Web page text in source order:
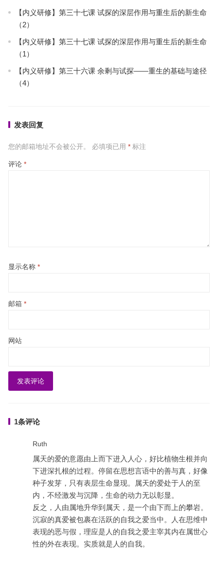
【内义研修】第三十七课 试探的深层作用与重生后的新生命
（2）
【内义研修】第三十七课 试探的深层作用与重生后的新生命
（1）
【内义研修】第三十六课 余剩与试探——重生的基础与途径
（4）
发表回复
您的邮箱地址不会被公开。 必填项已用 *标注
评论 *
显示名称 *
邮箱 *
网站
1条评论
Ruth
属天的爱的意愿由上而下进入人心，好比植物生根并向
下进深扎根的过程。停留在思想言语中的善与真，好像
种子发芽，只有表层生命显现。属天的爱处于人的至
内，不经激发与沉降，生命的动力无以彰显。
反之，人由属地升华到属天，是一个由下而上的攀岩。
沉寂的真爱被包裹在活跃的自我之爱当中。人在思维中
表现的恶与假，理应是人的自我之爱主宰其内在属世心
性的外在表现。实质就是人的自我。